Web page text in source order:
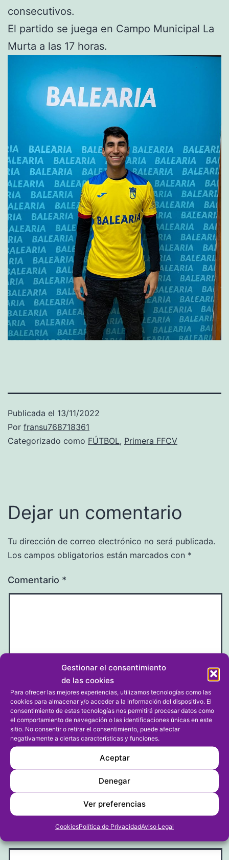
Gestionar el consentimiento
de las cookies
Para ofrecer las mejores experiencias, utilizamos tecnologías como las
cookies para almacenar y/o acceder a la información del dispositivo. El
consentimiento de estas tecnologías nos permitirá procesar datos como
el comportamiento de navegación o las identificaciones únicas en este
sitio. No consentir o retirar el consentimiento, puede afectar
negativamente a ciertas características y funciones.
Aceptar
Denegar
Ver preferencias
CookiesPolítica de PrivacidadAviso Legal
consecutivos.
El partido se juega en Campo Municipal La
Murta a las 17 horas.
Publicada el 13/11/2022
Por fransu768718361
Categorizado como FÚTBOL, Primera FFCV
Dejar un comentario
Tu dirección de correo electrónico no será publicada.
Los campos obligatorios están marcados con *
Comentario *
Nombre*
Correo electrónico*